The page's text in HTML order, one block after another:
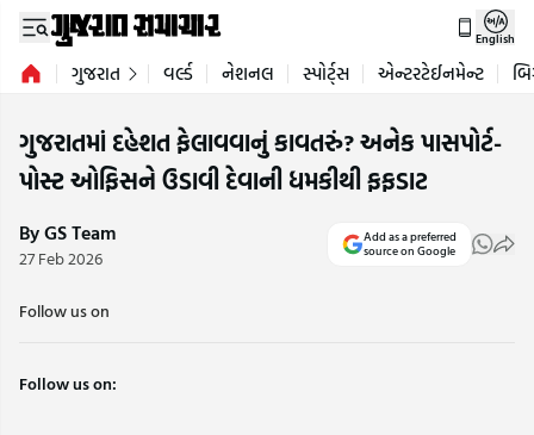
English
ગુજરાત વર્લ્ડ નેશનલ સ્પોર્ટ્સ એન્ટરટેઈનમેન્ટ
ગુજરાતમાં દહેશત ફેલાવવાનું કાવતરું? અનેક પાસપોર્ટ-
પોસ્ટ ઓફિસને ઉડાવી દેવાની ધમકીથી ફફડાટ
By GS Team
27 Feb 2026
Add as a preferred
source on Google
Follow us on
Follow us on: